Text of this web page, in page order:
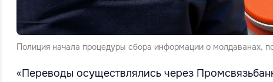
Полиция начала процедуры сбора информации о молдаванах,
«Переводы осуществлялись через